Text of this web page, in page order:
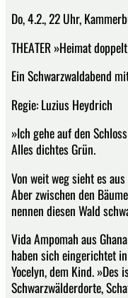
Do, 4.2., 22 Uhr,
THEATER »Heimat
Ein Schwarzwaldabend
Regie: Luzius Heydrich
»Ich gehe auf den
Alles dichtes Grün.
Von weit weg sieht es
Aber zwischen den
nennen diesen Wald
Vida Ampomah aus
haben sich eingerichtet
Yocelyn, dem Kind. »Des
Schwarzwälderdorte,